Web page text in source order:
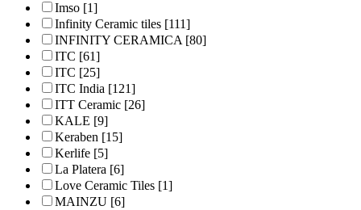
Imso [1]
Infinity Ceramic tiles [111]
INFINITY CERAMICA[80]
ITC [61]
ITC [25]
ITC India [121]
ITT Ceramic [26]
KALE [9]
Keraben [15]
Kerlife [5]
La Platera [6]
Love Ceramic Tiles [1]
MAINZU [6]